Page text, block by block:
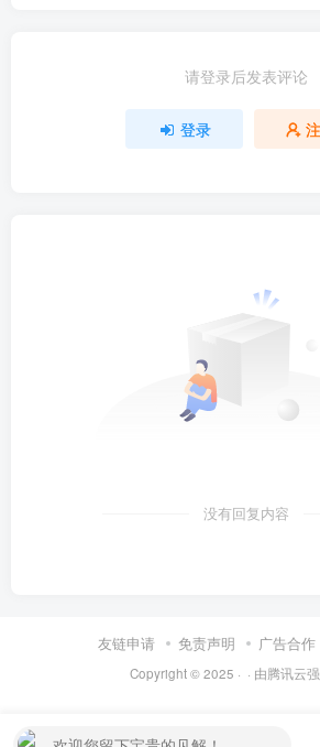
请登录后发表评论
登录
没有回复内容
友链申请 免责声明 广告合作
Copyright © 2025 · · 由腾讯云